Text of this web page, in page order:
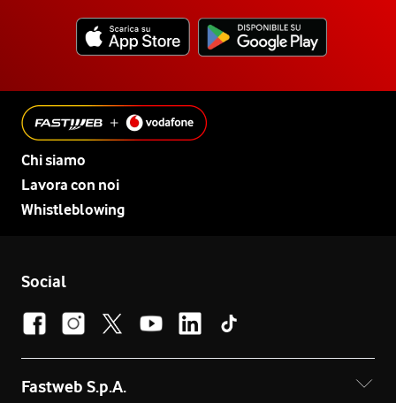
Chi siamo
Lavora con noi
Whistleblowing
Social
Fastweb S.p.A.